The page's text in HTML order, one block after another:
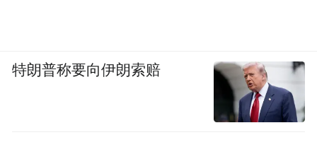
特朗普称要向伊朗索赔